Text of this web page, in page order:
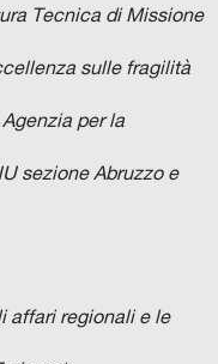
Tecnica di Missione
sulle fragilità
per la
sezione Abruzzo e
affari regionali e le